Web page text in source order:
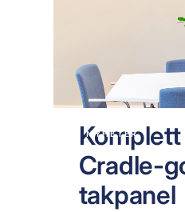
NYHETER
Cradle-
takpanel